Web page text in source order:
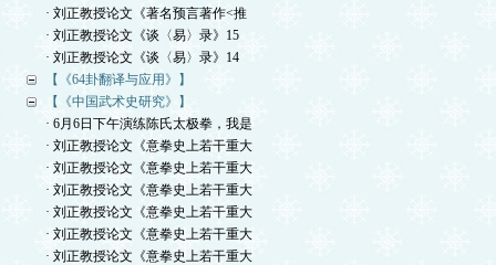
· 刘正教授论文《著名预言著作<推
· 刘正教授论文《谈〈易〉录》15
· 刘正教授论文《谈〈易〉录》14
【《64卦翻译与应用》】
【《中国武术史研究》】
· 6月6日下午演练陈氏太极拳，我是
· 刘正教授论文《意拳史上若干重大
· 刘正教授论文《意拳史上若干重大
· 刘正教授论文《意拳史上若干重大
· 刘正教授论文《意拳史上若干重大
· 刘正教授论文《意拳史上若干重大
· 刘正教授论文《意拳史上若干重大